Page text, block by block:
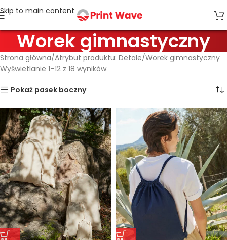
Skip to main content
Worek gimnastyczny
Strona główna Atrybut produktu: Detale Worek gimnastyczny
Wyświetlanie 1–12 z 18 wyników
Pokaż pasek boczny